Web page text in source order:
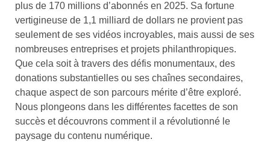
plus de 170 millions d’abonnés en 2025. Sa fortune
vertigineuse de 1,1 milliard de dollars ne provient pas
seulement de ses vidéos incroyables, mais aussi de ses
nombreuses entreprises et projets philanthropiques.
Que cela soit à travers des défis monumentaux, des
donations substantielles ou ses chaînes secondaires,
chaque aspect de son parcours mérite d’être exploré.
Nous plongeons dans les différentes facettes de son
succès et découvrons comment il a révolutionné le
paysage du contenu numérique.